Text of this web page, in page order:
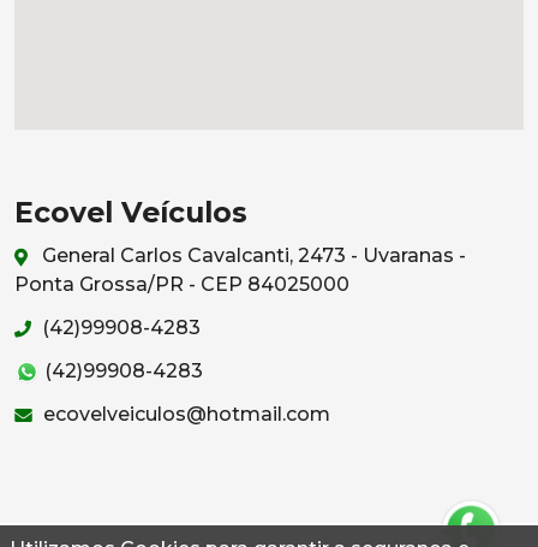
Ecovel Veículos
General Carlos Cavalcanti, 2473 - Uvaranas -
Ponta Grossa/PR - CEP 84025000
(42)99908-4283
(42)99908-4283
ecovelveiculos@hotmail.com